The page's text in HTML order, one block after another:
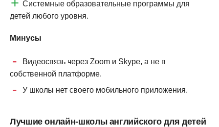
Системные образовательные программы для
детей любого уровня.
Минусы
Видеосвязь через Zoom и Skype, а не в
собственной платформе.
У школы нет своего мобильного приложения.
Лучшие онлайн-школы английского для детей